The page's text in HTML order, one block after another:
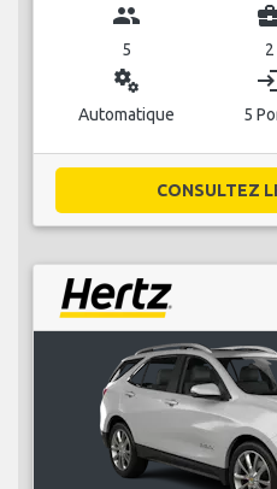
group
5 2
miscellaneous_services
Automatique 5
CONSULTEZ